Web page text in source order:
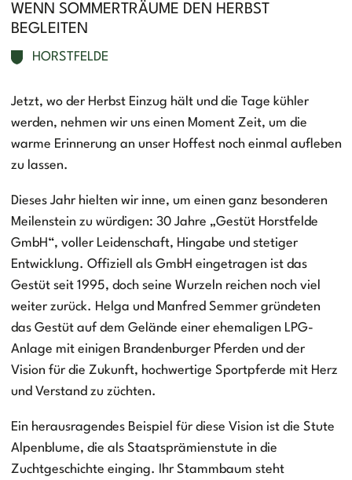
WENN SOMMERTRÄUME DEN HERBST
BEGLEITEN
HORSTFELDE
Jetzt, wo der Herbst Einzug hält und die Tage kühler
werden, nehmen wir uns einen Moment Zeit, um die
warme Erinnerung an unser Hoffest noch einmal aufleben
zu lassen.
Dieses Jahr hielten wir inne, um einen ganz besonderen
Meilenstein zu würdigen: 30 Jahre „Gestüt Horstfelde
GmbH“, voller Leidenschaft, Hingabe und stetiger
Entwicklung. Offiziell als GmbH eingetragen ist das
Gestüt seit 1995, doch seine Wurzeln reichen noch viel
weiter zurück. Helga und Manfred Semmer gründeten
das Gestüt auf dem Gelände einer ehemaligen LPG-
Anlage mit einigen Brandenburger Pferden und der
Vision für die Zukunft, hochwertige Sportpferde mit Herz
und Verstand zu züchten.
Ein herausragendes Beispiel für diese Vision ist die Stute
Alpenblume, die als Staatsprämienstute in die
Zuchtgeschichte einging. Ihr Stammbaum steht